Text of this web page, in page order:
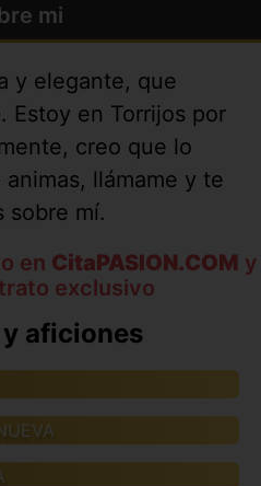
mi
y elegante, que
Estoy en Torrijos por
creo que lo
llámame y te
sobre mí.
en CitaPASION.COM y
exclusivo
aficiones